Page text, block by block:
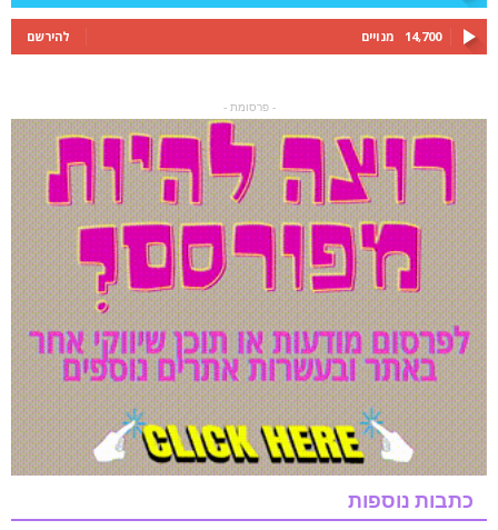
14,700 מנויים להירשם
- פרסומת -
כתבות נוספות